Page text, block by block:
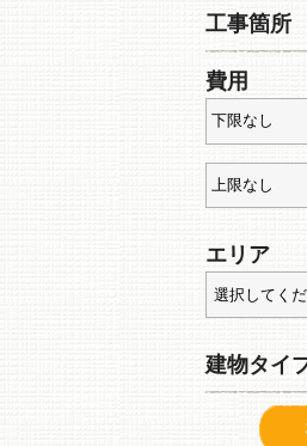
工事箇所
費用
エリア
建物タイ